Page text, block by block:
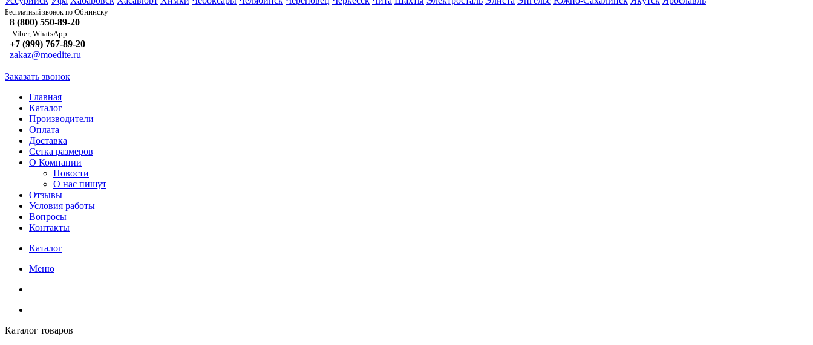
Бесплатный звонок по Обнинску
8 (800) 550-89-20
Viber, WhatsApp
+7 (999) 767-89-20
zakaz@moedite.ru
Заказать звонок
Главная
Каталог
Производители
Оплата
Доставка
Сетка размеров
О Компании
Новости
О нас пишут
Отзывы
Условия работы
Вопросы
Контакты
Каталог
Меню
Каталог товаров